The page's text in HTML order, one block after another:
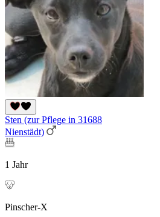
Sten (zur Pflege in 31688
Nienstädt)
1 Jahr
Pinscher-X